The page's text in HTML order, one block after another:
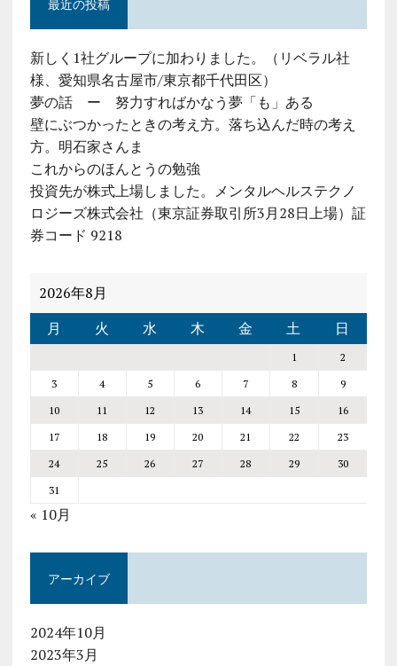
新しく1社グループに加わりました。（リベラル社
様、愛知県名古屋市/東京都千代田区）
夢の話 ー 努力すればかなう夢「も」ある
壁にぶつかったときの考え方。落ち込んだ時の考え
方。明石家さんま
これからのほんとうの勉強
投資先が株式上場しました。メンタルヘルステクノ
ロジーズ株式会社（東京証券取引所3月28日上場）証
券コード 9218
2026年8月
月
火 水 木 金 土 日
1
2
3
4 5 6 7 8
9
10
11 12 13 14 15
16
17
18 19 20 21 22
23
24
25 26 27 28 29
30
31
« 10月
アーカイブ
2024年10月
2023年3月